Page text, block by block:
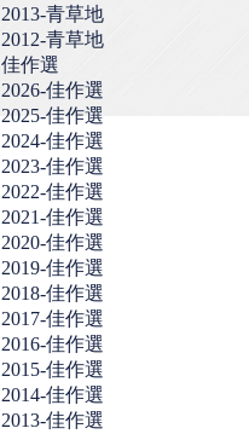
2013-青草地
2012-青草地
佳作選
2026-佳作選
2025-佳作選
2024-佳作選
2023-佳作選
2022-佳作選
2021-佳作選
2020-佳作選
2019-佳作選
2018-佳作選
2017-佳作選
2016-佳作選
2015-佳作選
2014-佳作選
2013-佳作選